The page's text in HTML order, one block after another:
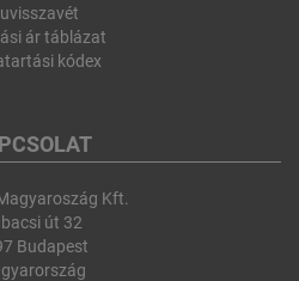
ár táblázat
kódex
Kft.
út 32
Budapest